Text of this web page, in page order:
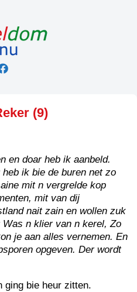
(9)
en doar heb ik aanbeld.
ik bie de buren net zo
mit n vergrelde kop
mit van dij
nait zain en wollen zuk
n klier van n kerel, Zo
je aan alles vernemen. En
opgeven. Der wordt
ging bie heur zitten.